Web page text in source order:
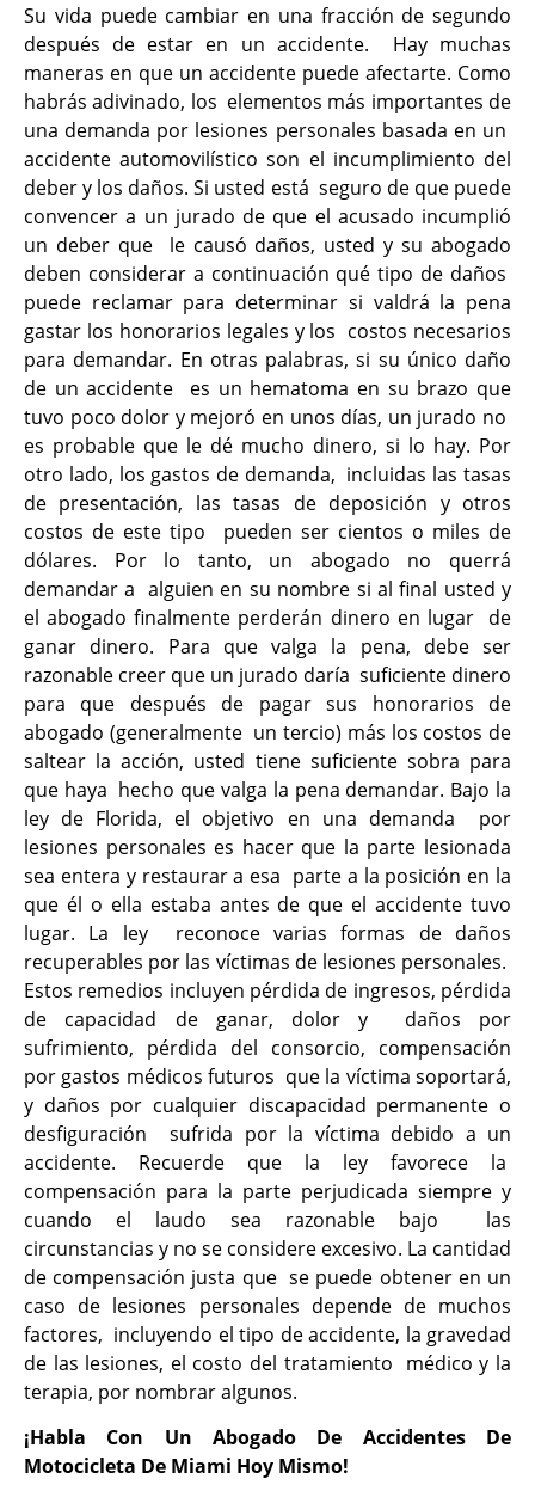
Su vida puede cambiar en una fracción de segundo
después de estar en un accidente. Hay muchas
maneras en que un accidente puede afectarte. Como
habrás adivinado, los elementos más importantes de
una demanda por lesiones personales basada en un
accidente automovilístico son el incumplimiento del
deber y los daños. Si usted está seguro de que puede
convencer a un jurado de que el acusado incumplió
un deber que le causó daños, usted y su abogado
deben considerar a continuación qué tipo de daños
puede reclamar para determinar si valdrá la pena
gastar los honorarios legales y los costos necesarios
para demandar. En otras palabras, si su único daño
de un accidente es un hematoma en su brazo que
tuvo poco dolor y mejoró en unos días, un jurado no
es probable que le dé mucho dinero, si lo hay. Por
otro lado, los gastos de demanda, incluidas las tasas
de presentación, las tasas de deposición y otros
costos de este tipo pueden ser cientos o miles de
dólares. Por lo tanto, un abogado no querrá
demandar a alguien en su nombre si al final usted y
el abogado finalmente perderán dinero en lugar de
ganar dinero. Para que valga la pena, debe ser
razonable creer que un jurado daría suficiente dinero
para que después de pagar sus honorarios de
abogado (generalmente un tercio) más los costos de
saltear la acción, usted tiene suficiente sobra para
que haya hecho que valga la pena demandar. Bajo la
ley de Florida, el objetivo en una demanda por
lesiones personales es hacer que la parte lesionada
sea entera y restaurar a esa parte a la posición en la
que él o ella estaba antes de que el accidente tuvo
lugar. La ley reconoce varias formas de daños
recuperables por las víctimas de lesiones personales.
Estos remedios incluyen pérdida de ingresos, pérdida
de capacidad de ganar, dolor y daños por
sufrimiento, pérdida del consorcio, compensación
por gastos médicos futuros que la víctima soportará,
y daños por cualquier discapacidad permanente o
desfiguración sufrida por la víctima debido a un
accidente. Recuerde que la ley favorece la
compensación para la parte perjudicada siempre y
cuando el laudo sea razonable bajo las
circunstancias y no se considere excesivo. La cantidad
de compensación justa que se puede obtener en un
caso de lesiones personales depende de muchos
factores, incluyendo el tipo de accidente, la gravedad
de las lesiones, el costo del tratamiento médico y la
terapia, por nombrar algunos.
¡Habla Con Un Abogado De Accidentes De
Motocicleta De Miami Hoy Mismo!